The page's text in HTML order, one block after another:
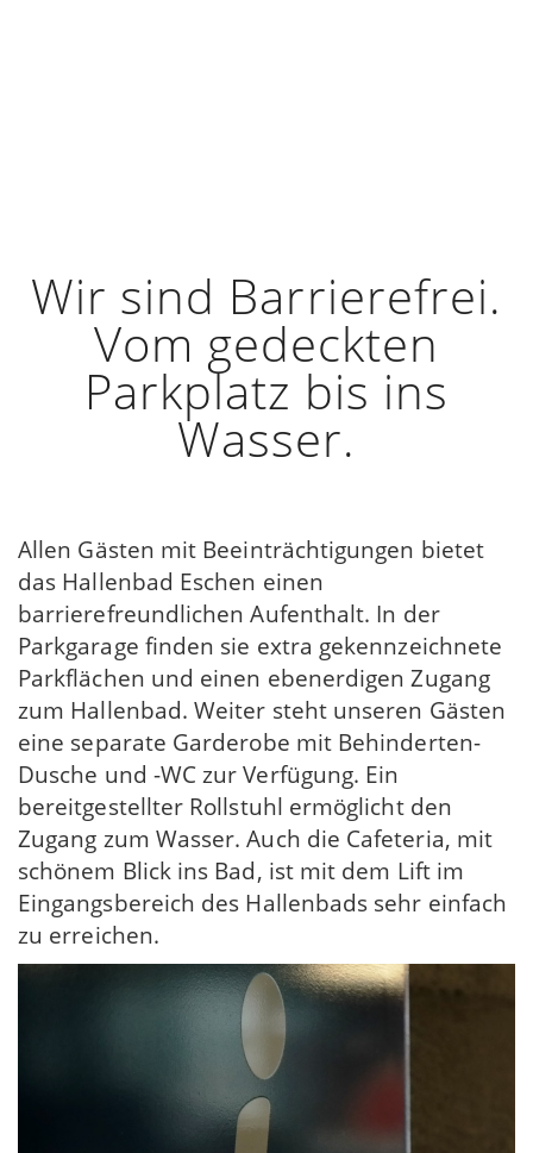
Wir sind Barrierefrei.
Vom gedeckten
Parkplatz bis ins
Wasser.
Allen Gästen mit Beeinträchtigungen bietet
das Hallenbad Eschen einen
barrierefreundlichen Aufenthalt. In der
Parkgarage finden sie extra gekennzeichnete
Parkflächen und einen ebenerdigen Zugang
zum Hallenbad. Weiter steht unseren Gästen
eine separate Garderobe mit Behinderten-
Dusche und -WC zur Verfügung. Ein
bereitgestellter Rollstuhl ermöglicht den
Zugang zum Wasser. Auch die Cafeteria, mit
schönem Blick ins Bad, ist mit dem Lift im
Eingangsbereich des Hallenbads sehr einfach
zu erreichen.